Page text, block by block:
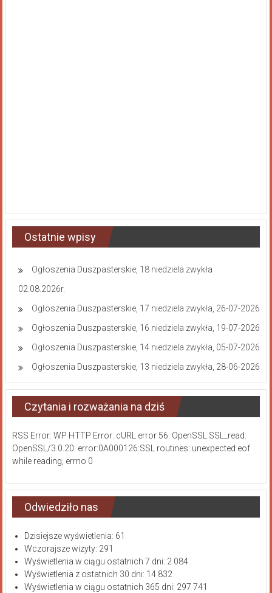
Ostatnie wpisy
Ogłoszenia Duszpasterskie, 18 niedziela zwykła
02.08.2026r.
Ogłoszenia Duszpasterskie, 17 niedziela zwykła, 26-07-2026
Ogłoszenia Duszpasterskie, 16 niedziela zwykła, 19-07-2026
Ogłoszenia Duszpasterskie, 14 niedziela zwykła, 05-07-2026
Ogłoszenia Duszpasterskie, 13 niedziela zwykła, 28-06-2026
Czytania i rozważania na dziś
RSS Error: WP HTTP Error: cURL error 56: OpenSSL SSL_read:
OpenSSL/3.0.20: error:0A000126:SSL routines::unexpected eof
while reading, errno 0
Odwiedziło nas
Dzisiejsze wyświetlenia: 61
Wczorajsze wizyty: 291
Wyświetlenia w ciągu ostatnich 7 dni: 2 084
Wyświetlenia z ostatnich 30 dni: 14 832
Wyświetlenia w ciągu ostatnich 365 dni: 297 741